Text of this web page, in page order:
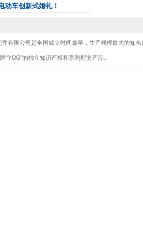
动车创新式婚礼！
件有限公司是全国成立时间最早，生产规模最大的知
“YOG”的独立知识产权和系列配套产品。